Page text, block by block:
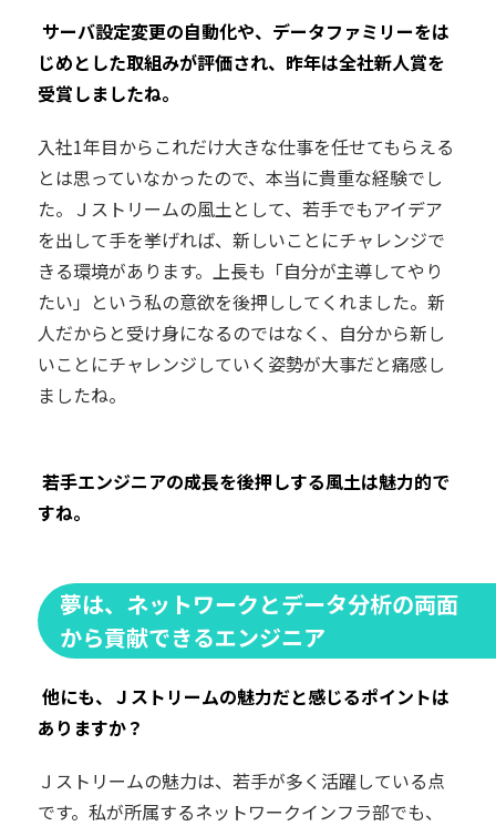
―― サーバ設定変更の自動化や、データファミリーをは
じめとした取組みが評価され、昨年は全社新人賞を
受賞しましたね。
入社1年目からこれだけ大きな仕事を任せてもらえる
とは思っていなかったので、本当に貴重な経験でし
た。Ｊストリームの風土として、若手でもアイデア
を出して手を挙げれば、新しいことにチャレンジで
きる環境があります。上長も「自分が主導してやり
たい」という私の意欲を後押ししてくれました。新
人だからと受け身になるのではなく、自分から新し
いことにチャレンジしていく姿勢が大事だと痛感し
ましたね。
―― 若手エンジニアの成長を後押しする風土は魅力的で
すね。
夢は、ネットワークとデータ分析の両面
から貢献できるエンジニア
―― 他にも、Ｊストリームの魅力だと感じるポイントは
ありますか？
Ｊストリームの魅力は、若手が多く活躍している点
です。私が所属するネットワークインフラ部でも、